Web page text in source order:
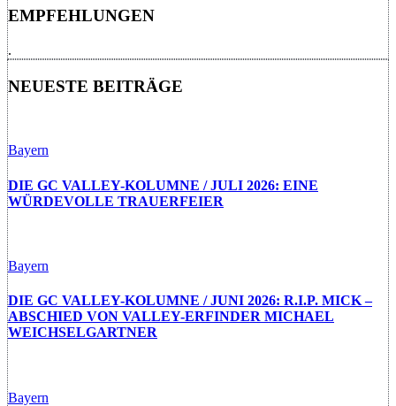
EMPFEHLUNGEN
.
NEUESTE BEITRÄGE
Bayern
DIE GC VALLEY-KOLUMNE / JULI 2026: EINE
WÜRDEVOLLE TRAUERFEIER
Bayern
DIE GC VALLEY-KOLUMNE / JUNI 2026: R.I.P. MICK –
ABSCHIED VON VALLEY-ERFINDER MICHAEL
WEICHSELGARTNER
Bayern